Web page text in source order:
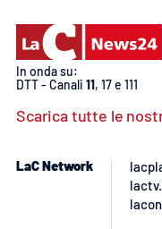
In onda su:
DTT - Canali 11, 17 e 111
Scarica tutte le
LaC Network